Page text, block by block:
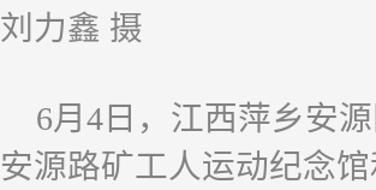
刘力鑫 摄
6月4日，江西萍乡安
安源路矿工人运动纪念